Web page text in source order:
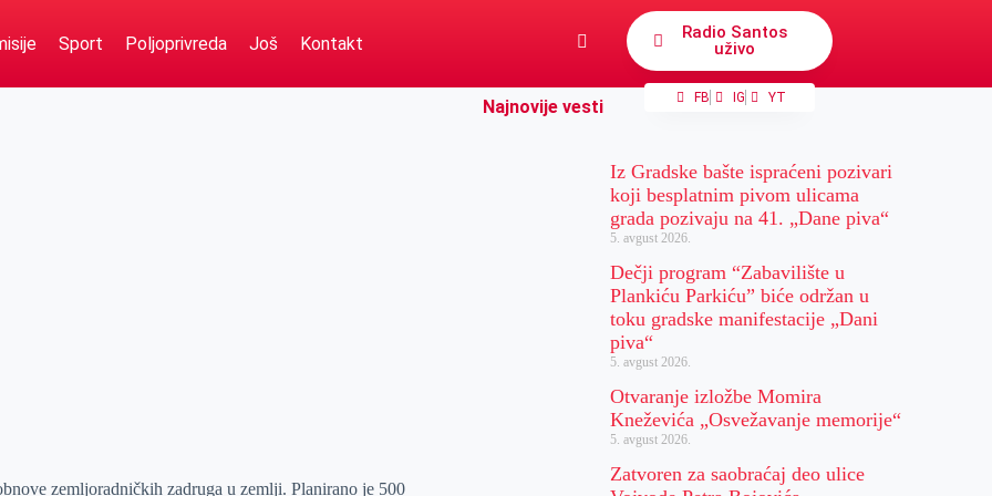
Sport Poljoprivreda Još Kontakt
Radio Santos
uživo
FB IG YT
zemljoradničkih zadruga u zemlji. Planirano je 500
Najnovije vesti
Iz Gradske bašte ispraćeni pozivari
koji besplatnim pivom ulicama
grada pozivaju na 41. „Dane piva“
5. avgust 2026.
Dečji program “Zabavilište u
Plankiću Parkiću” biće održan u
toku gradske manifestacije „Dani
piva“
5. avgust 2026.
Otvaranje izložbe Momira
Kneževića „Osvežavanje memorije“
5. avgust 2026.
Zatvoren za saobraćaj deo ulice